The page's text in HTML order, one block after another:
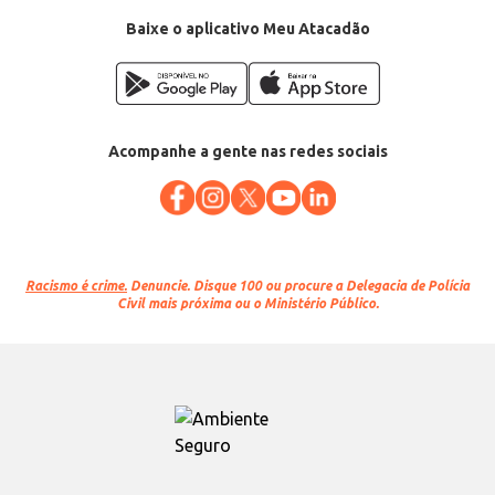
Baixe o aplicativo Meu Atacadão
Acompanhe a gente nas redes sociais
Racismo é crime. Denuncie. Disque 100 ou procure a Delegacia de Polícia
Civil mais próxima ou o Ministério Público.